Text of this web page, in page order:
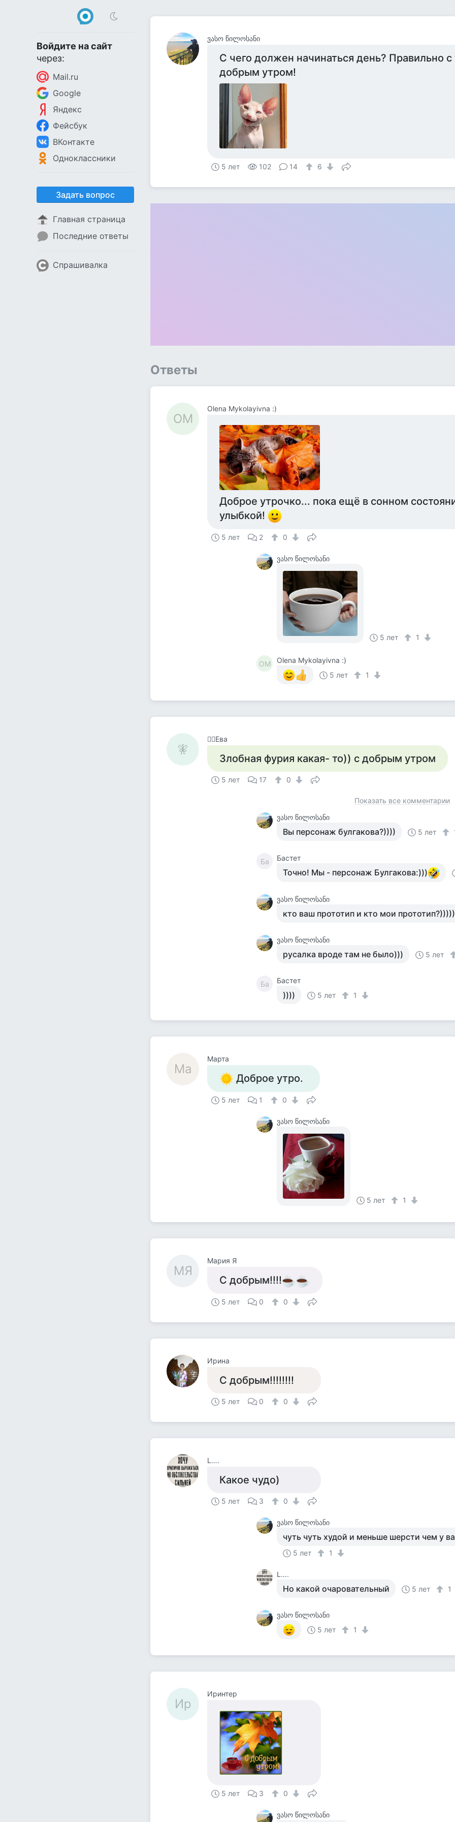
Войдите на сайт
через:
Mail.ru
Google
Яндекс
Фейсбук
ВКонтакте
Одноклассники
Задать вопрос
Главная страница
Последние ответы
Спрашивалка
ვასო წილოსანი
С чего должен начинаться день? Правильно
добрым утром!
5 лет 102 14 6
Ответы
OM
Olena Mykolayivna :)
Доброе утрочко... пока ещё в сонном
улыбкой!
5 лет 2 0
ვასო წილოსანი
5 лет 1
OM
Olena Mykolayivna :)
5 лет
1
🧚‍
🧚‍♀️Ева
Злобная фурия какая- то)) с добрым утром
5 лет 17 0
Показать все комментарии
ვასო წილოსანი
Вы персонаж булгакова?)))) 5 лет
Ба Бастет
Точно! Мы - персонаж Булгакова:)))
ვასო წილოსანი
кто ваш прототип и кто мои
ვასო წილოსანი
русалка вроде там не было))) 5 лет
Ба Бастет
)))) 5 лет 1
Ма
Марта
Доброе утро.
5 лет 1 0
ვასო წილოსანი
5 лет 1
МЯ
Мария Я
С добрым!!!!
5 лет 0 0
Ирина
С добрым!!!!!!!!
5 лет 0 0
L….
Какое чудо)
5 лет 3 0
ვასო წილოსანი
чуть чуть худой и меньше шерсти чем у
5 лет 1
L….
Но какой очаровательный 5 лет 1
ვასო წილოსანი
5 лет
1
Ир
Иринтер
5 лет 3 0
ვასო წილოსანი